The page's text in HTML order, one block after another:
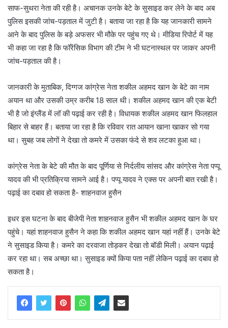
साफ-सुथरा नेता की रही है। अचानक उनके बेटे के सुसाइड कर लेने के बाद अब
पुलिस इसकी जांच-पड़ताल में जुटी है। बताया जा रहा है कि यह जानकारी सामने
आने के बाद पुलिस के बड़े अफसर भी मौके पर पहुंच गए थे। मीडिया रिपोर्ट में यह
भी कहा जा रहा है कि फॉरेंसिक विभाग की टीम ने भी घटनास्थल पर जाकर अपनी
जांच-पड़ताल की है।
जानकारी के मुताबिक, दिग्गज कांग्रेस नेता शकील अहमद खान के बेटे का नाम
अयान था और उसकी उम्र करीब 18 साल थी। शकील अहमद खान की एक बेटी
भी है जो इंग्लैंड में लॉ की पढ़ाई कर रही है। विधायक शकील अहमद खान फिलहाल
बिहार से बाहर हैं। बताया जा रहा है कि रविवार रात आयान खाना खाकर सो गया
था। सुबह जब लोगों ने देखा तो कमरे में उसका फंदे से शव लटका हुआ था।
कांग्रेस नेता के बेटे की मौत के बाद पूर्णिया से निर्दलीय सांसद और कांग्रेस नेता पप्पू
यादव की भी प्रतिक्रिया सामने आई है। पप्पू यादव ने एक्स पर अपनी बात रखी है।
पढ़ाई का दबाव हो सकता है- शाहनवाज हुसैन
इधर इस घटना के बाद बीजेपी नेता शाहनवाज हुसैन भी शकील अहमद खान के घर
पहुंचे। यहां शाहनवाज हुसैन ने कहा कि शकील अहमद खान यहां नहीं हैं। उनके बेटे
ने सुसाइड किया है। कमरे का दरवाजा तोड़कर देखा तो बॉडी मिली। अयान पढ़ाई
कर रहा था। सब अच्छा था। सुसाइड क्यों किया पता नहीं लेकिन पढ़ाई का दबाव हो
सकता है।